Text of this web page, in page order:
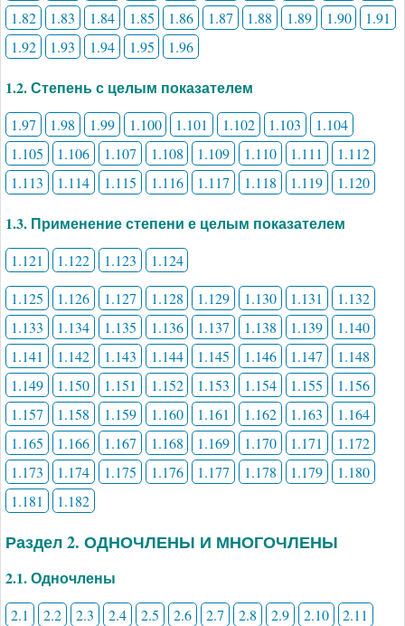
1.82
1.83 1.84 1.85 1.86 1.87 1.88 1.89 1.90
1.91
1.92
1.93 1.94 1.95 1.96
1.2. Степень с целым показателем
1.97 1.98 1.99 1.100 1.101 1.102 1.103
1.104
1.105
1.106 1.107 1.108 1.109 1.110 1.111
1.112
1.113
1.114 1.115 1.116 1.117 1.118 1.119 1.120
1.3. Применение степени е целым показателем
1.121 1.122 1.123
1.124
1.125
1.126 1.127 1.128 1.129 1.130 1.131
1.132
1.133
1.134 1.135 1.136 1.137 1.138 1.139
1.140
1.141
1.142 1.143 1.144 1.145 1.146 1.147
1.148
1.149
1.150 1.151 1.152 1.153 1.154 1.155
1.156
1.157
1.158 1.159 1.160 1.161 1.162 1.163
1.164
1.165
1.166 1.167 1.168 1.169 1.170 1.171
1.172
1.173
1.174 1.175 1.176 1.177 1.178 1.179
1.180
1.181
1.182
Раздел 2. ОДНОЧЛЕНЫ И МНОГОЧЛЕНЫ
2.1. Одночлены
2.1 2.2 2.3 2.4 2.5 2.6 2.7 2.8 2.9 2.10
2.11